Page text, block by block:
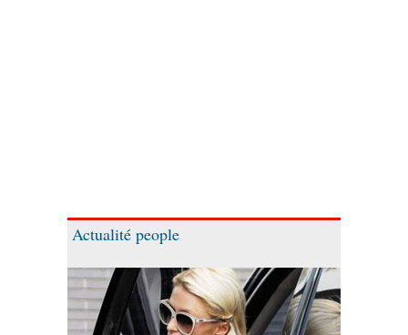
Actualité people